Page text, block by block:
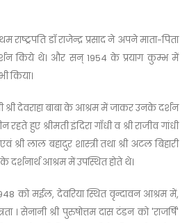
डॉ राजेन्द्र प्रसाद ने अपने माता-पिता
किये थे। और सन् 1954 के प्रयाग कुम्भ में
किया।
देवराहा बाबा के आश्रम में जाकर उनके दर्शन
हुए श्रीमती इंदिरा गाँधी व श्री राजीव गांधी
श्री लाल बहादुर शास्त्री तथा श्री अटल बिहारी
आश्रम में उपस्थित होते थे।
को मईल, देवरिया स्थित वृन्दावन आश्रम में,
। सेनानी श्री पुरुषोत्तम दास टंडन को 'राजर्षि'